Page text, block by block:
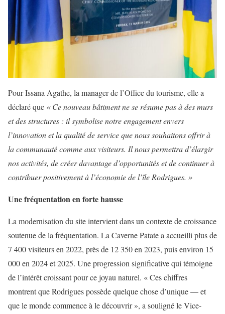
Pour Issana Agathe, la manager de l’Office du tourisme, elle a
déclaré que «Ce nouveau bâtiment ne se résume pasàdes murs
et des structures : il symbolise notre engagement envers
l’innovation et la qualitéde service que nous souhaitons offrirà
la communautécomme aux visiteurs. Il nous permettra d’élargir
nos activités, de créer davantage d’opportunités et de continuerà
contribuer positivementàl’économie de l’île Rodrigues. »
Une fréquentation en forte hausse
La modernisation du site intervient dans un contexte de croissance
soutenue de la fréquentation. La Caverne Patate a accueilli plus de
7 400 visiteurs en 2022, près de 12 350 en 2023, puis environ 15
000 en 2024 et 2025. Une progression significative qui témoigne
de l’intérêt croissant pour ce joyau naturel. « Ces chiffres
montrent que Rodrigues possède quelque chose d’unique — et
que le monde commence à le découvrir », a souligné le Vice-